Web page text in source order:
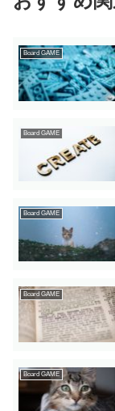
Board GAME
Board GAME
Board GAME
Board GAME
Board GAME